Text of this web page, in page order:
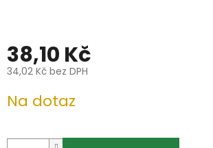
38,10 Kč
34,02 Kč bez DPH
cena:
Na dotaz